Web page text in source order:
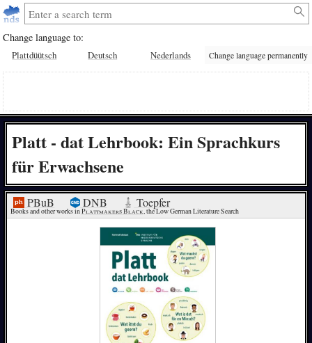
Change language to:
Plattdüütsch Deutsch Nederlands Change language permanently
Platt - dat Lehrbook: Ein Sprachkurs
für Erwachsene
PBuB DNB Toepfer
Books and other works in Plattmakers Black, the Low German Literature Search